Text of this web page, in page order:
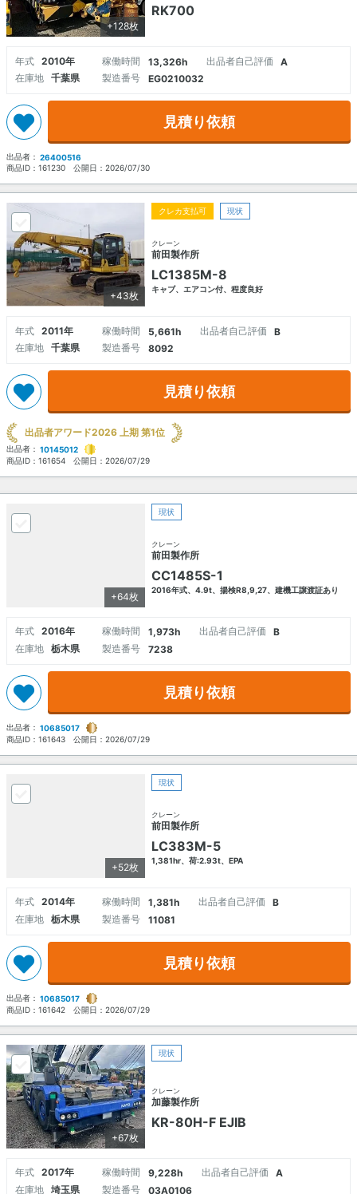
+128枚
RK700
年式 2010年 稼働時間 13,326h 出品者自己評価
A
在庫地
千葉県 製造番号 EG0210032
見積り依頼
出品者： 26400516
商品ID： 161230 公開日： 2026/07/30
+43枚
クレカ支払可 現状
クレーン
前田製作所
LC1385M-8
キャブ、エアコン付、程度良好
年式 2011年 稼働時間 5,661h 出品者自己評価
B
在庫地
千葉県 製造番号 8092
見積り依頼
出品者アワード2026 上期 第1位
出品者： 10145012
商品ID： 161654 公開日： 2026/07/29
+64枚
現状
クレーン
前田製作所
CC1485S-1
2016年式、4.9t、揚検R8,9,27、建機工譲渡証あり
年式 2016年 稼働時間 1,973h 出品者自己評価
B
在庫地
栃木県 製造番号 7238
見積り依頼
出品者： 10685017
商品ID： 161643 公開日： 2026/07/29
+52枚
現状
クレーン
前田製作所
LC383M-5
1,381hr、荷:2.93t、EPA
年式 2014年 稼働時間 1,381h 出品者自己評価
B
在庫地
栃木県 製造番号 11081
見積り依頼
出品者： 10685017
商品ID： 161642 公開日： 2026/07/29
+67枚
現状
クレーン
加藤製作所
KR-80H-F EJIB
年式 2017年 稼働時間 9,228h 出品者自己評価
A
在庫地
埼玉県 製造番号 03A0106